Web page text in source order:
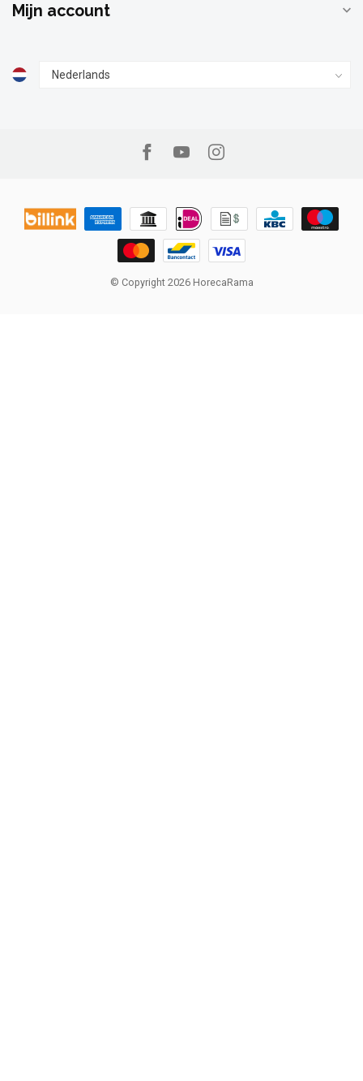
Mijn account
© Copyright 2026 HorecaRama